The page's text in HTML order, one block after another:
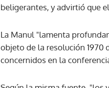
beligerantes, y advirtió que
La Manul "lamenta
objeto de la resolución 1970
concernidos en la